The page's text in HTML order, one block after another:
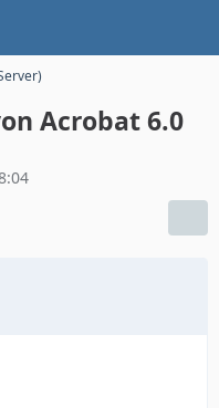
Acrobat 6.0